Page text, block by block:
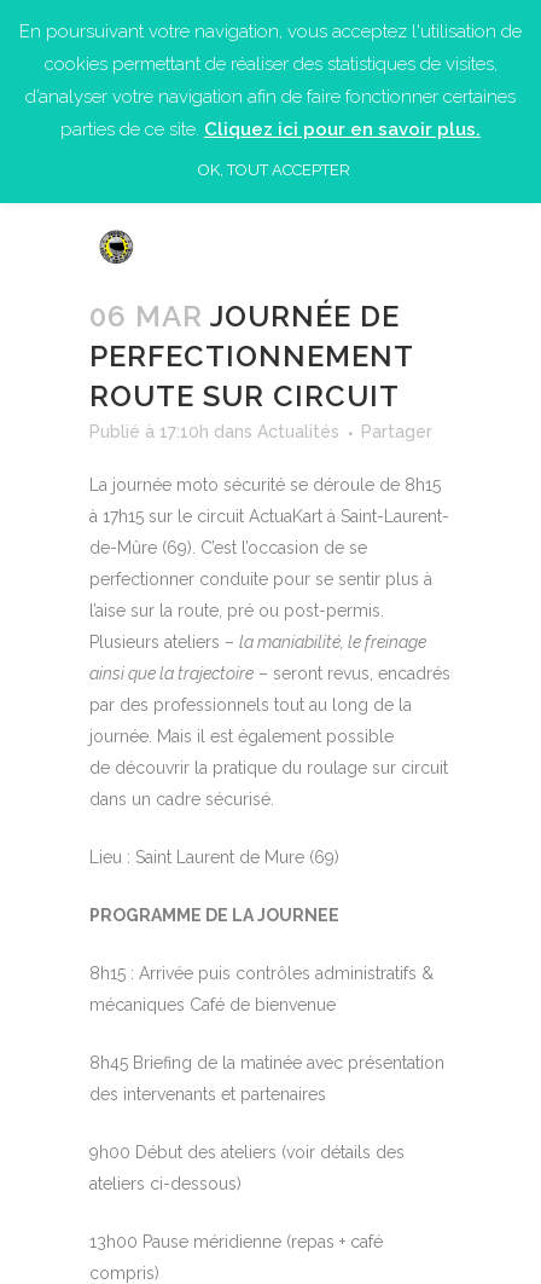
06 MAR JOURNÉE DE
PERFECTIONNEMENT
ROUTE SUR CIRCUIT
Publié à 17:10h dans Actualités Partager
La journée moto sécurité se déroule de 8h15
à 17h15 sur le circuit ActuaKart à Saint-Laurent-
de-Mûre (69). C’est l’occasion de se
perfectionner conduite pour se sentir plus à
l’aise sur la route, pré ou post-permis.
Plusieurs ateliers – la maniabilité, le freinage
ainsi que la trajectoire – seront revus, encadrés
par des professionnels tout au long de la
journée. Mais il est également possible
de découvrir la pratique du roulage sur circuit
dans un cadre sécurisé.
Lieu : Saint Laurent de Mure (69)
PROGRAMME DE LA JOURNEE
8h15 : Arrivée puis contrôles administratifs &
mécaniques Café de bienvenue
8h45 Briefing de la matinée avec présentation
des intervenants et partenaires
9h00 Début des ateliers (voir détails des
ateliers ci-dessous)
13h00 Pause méridienne (repas + café
compris)
En poursuivant votre navigation, vous acceptez l'utilisation de
cookies permettant de réaliser des statistiques de visites,
d’analyser votre navigation afin de faire fonctionner certaines
parties de ce site. Cliquez ici pour en savoir plus.
OK, TOUT ACCEPTER